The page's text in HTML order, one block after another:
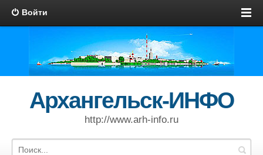
Войти
Архангельск-ИНФО
http://www.arh-info.ru